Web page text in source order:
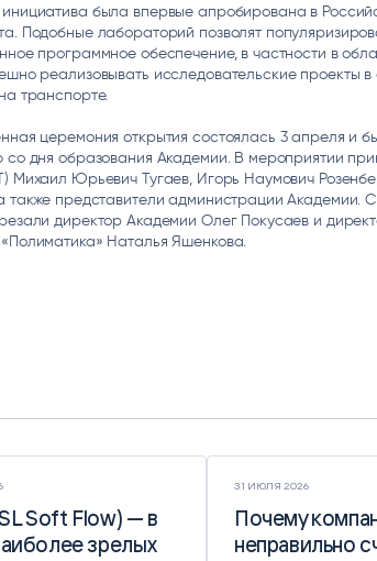
была впервые апробирована в
Подобные лабораторий позволят
программное обеспечение, в частности в
реализовывать исследовательские проекты
транспорте.
церемония открытия состоялась 3 апреля и
со дня образования Академии. В мероприятии
Михаил Юрьевич Тугаев, Игорь Наумович
также представители администрации Академии.
директор Академии Олег Покусаев и
Наталья Яшенкова.
Soft Flow) — в
зрелых
Soft Flow) — в
зрелых
31 ИЮЛЯ 2026
Почему
неправильно
Почему
неправильно